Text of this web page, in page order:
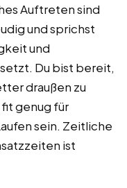
Auftreten sind
und sprichst
und
Du bist bereit,
draußen zu
genug für
sein. Zeitliche
ist